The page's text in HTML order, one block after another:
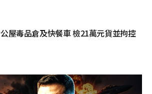
屋毒品倉及快餐車 檢21萬元貨並拘控